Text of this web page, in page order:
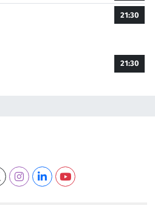
21:30
21:30